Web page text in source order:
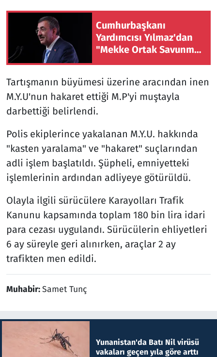
Cumhurbaşkanı
Yardımcısı Yılmaz'dan
"Mekke Ortak Savunma
Tartışmanın büyümesi üzerine aracından inen
M.Y.U'nun hakaret ettiği M.P'yi muştayla
darbettiği belirlendi.
Polis ekiplerince yakalanan M.Y.U. hakkında
"kasten yaralama" ve "hakaret" suçlarından
adli işlem başlatıldı. Şüpheli, emniyetteki
işlemlerinin ardından adliyeye götürüldü.
Olayla ilgili sürücülere Karayolları Trafik
Kanunu kapsamında toplam 180 bin lira idari
para cezası uygulandı. Sürücülerin ehliyetleri
6 ay süreyle geri alınırken, araçlar 2 ay
trafikten men edildi.
Muhabir:Samet Tunç
Yunanistan'da Batı Nil virüsü
vakaları geçen yıla göre arttı